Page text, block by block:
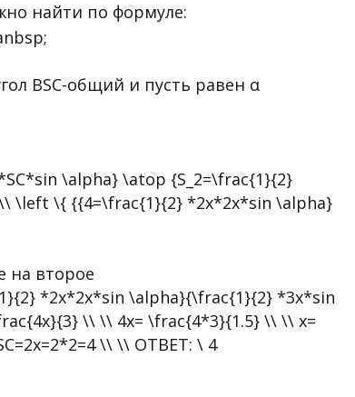
найти по формуле:
ВSC-общий и пусть равен α
на второе